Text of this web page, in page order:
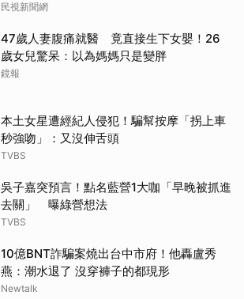
民視新聞網
47歲人妻腹痛就醫 竟直接生下女嬰！26
歲女兒驚呆：以為媽媽只是變胖
鏡報
本土女星遭經紀人侵犯！騙幫按摩「拐上車
秒強吻」：又沒伸舌頭
TVBS
吳子嘉突預言！點名藍營1大咖「早晚被抓進
去關」 曝綠營想法
TVBS
10億BNT詐騙案燒出台中市府！他轟盧秀
燕：潮水退了 沒穿褲子的都現形
Newtalk